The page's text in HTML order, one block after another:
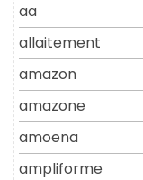
aa
allaitement
amazon
amazone
amoena
ampliforme